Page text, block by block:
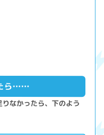
ら……
なかったら、下のよう